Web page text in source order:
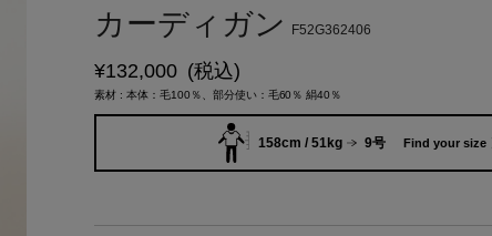
カーディガン F52G362406
¥132,000 (税込)
素材 : 本体：毛100％、部分使い：毛60％ 絹40％
158cm / 51kg 9号 Find your size